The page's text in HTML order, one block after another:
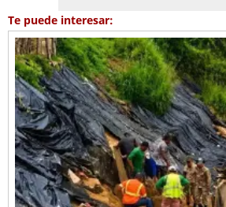
Te puede interesar: